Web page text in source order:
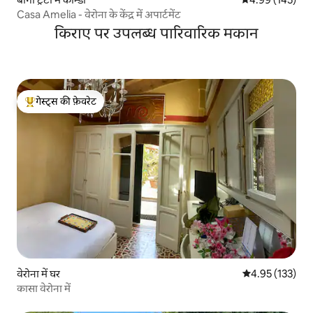
Casa Amelia - वेरोना के केंद्र में अपार्टमेंट
किराए पर उपलब्ध पारिवारिक मकान
गेस्ट्स का टॉप फ़ेवरेट
गेस्ट्स की फ़ेवरेट
वेरोना में घर औसत रेटिंग 5 में से
4.95 (133)
कासा वेरोना में